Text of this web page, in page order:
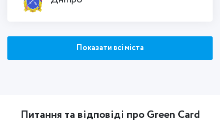
Показати всі міста
Питання та відповіді про Green Card